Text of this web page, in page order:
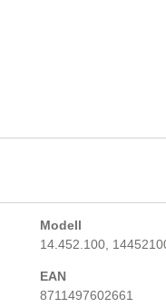
Modell
14.452.100,
EAN
8711497602661